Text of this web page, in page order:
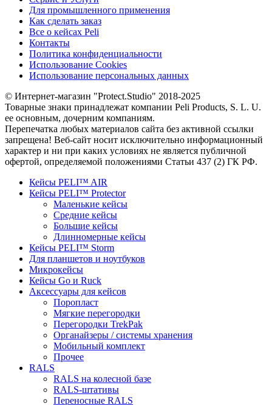
Для промышленного применения
Как сделать заказ
Все о кейсах Peli
Контакты
Политика конфиденциальности
Использование Cookies
Использование персональных данных
© Интернет-магазин "Protect.Studio" 2018-2025
Товарные знаки принадлежат компании Peli Products, S. L. U.
ее основным, дочерним компаниям.
Перепечатка любых материалов сайта без активной ссылки
запрещена! Веб-сайт носит исключительно информационный
характер и ни при каких условиях не является публичной
офертой, определяемой положениями Статьи 437 (2) ГК РФ.
Кейсы PELI™ AIR
Кейсы PELI™ Protector
Маленькие кейсы
Средние кейсы
Большие кейсы
Длинномерные кейсы
Кейсы PELI™ Storm
Для планшетов и ноутбуков
Микрокейсы
Кейсы Go и Ruck
Аксессуары для кейсов
Поропласт
Мягкие перегородки
Перегородки TrekPak
Органайзеры / системы хранения
Мобильный комплект
Прочее
RALS
RALS на колесной базе
RALS-штативы
Переносные RALS